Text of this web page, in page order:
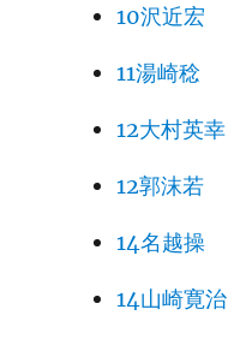
10沢近宏
11湯崎稔
12大村英幸
12郭沫若
14名越操
14山崎寛治